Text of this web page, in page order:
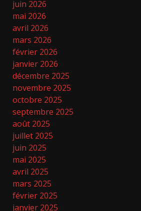
juin 2026
mai 2026
avril 2026
mars 2026
février 2026
janvier 2026
décembre 2025
novembre 2025
octobre 2025
septembre 2025
août 2025
juillet 2025
juin 2025
mai 2025
avril 2025
mars 2025
février 2025
janvier 2025